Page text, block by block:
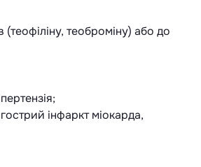
(теофіліну, теоброміну) або до
інфаркт міокарда,